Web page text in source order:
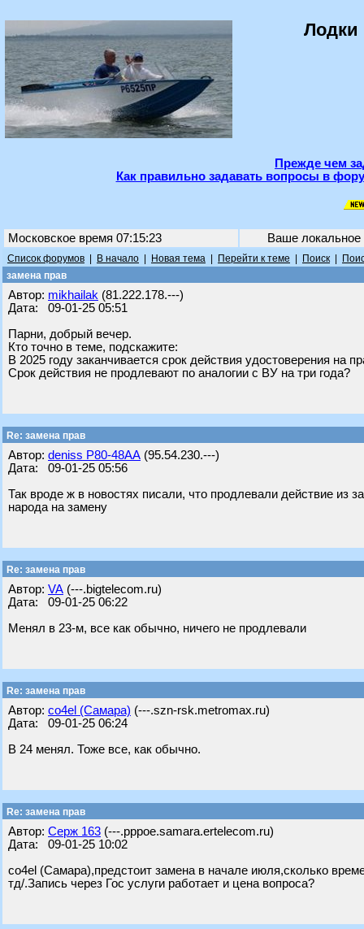
Лодки
Прежде чем
Как правильно задавать вопросы в
Московское время 07:15:23 Ваше
Список форумов В начало Новая тема Перейти к теме Поиск
замена прав
Автор: mikhailak (81.222.178.---)
Дата: 09-01-25 05:51
Парни, добрый вечер.
Кто точно в теме, подскажите:
В 2025 году заканчивается срок действия удостоверения на
Срок действия не продлевают по аналогии с ВУ на три года?
Re: замена прав
Автор: deniss Р80-48АА (95.54.230.---)
Дата: 09-01-25 05:56
Так вроде ж в новостях писали, что продлевали действие из
народа на замену
Re: замена прав
Автор: VA (---.bigtelecom.ru)
Дата: 09-01-25 06:22
Менял в 23-м, все как обычно, ничего не продлевали
Re: замена прав
Автор: co4el (Самара) (---.szn-rsk.metromax.ru)
Дата: 09-01-25 06:24
В 24 менял. Тоже все, как обычно.
Re: замена прав
Автор: Серж 163 (---.pppoe.samara.ertelecom.ru)
Дата: 09-01-25 10:02
co4el (Самара),предстоит замена в начале июля,сколько
тд/.Запись через Гос услуги работает и цена вопроса?